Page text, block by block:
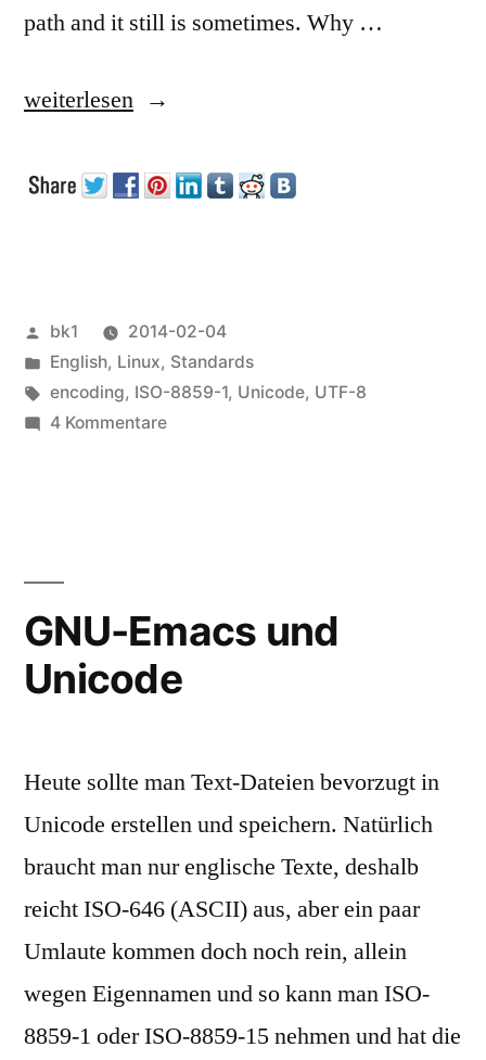
path and it still is sometimes. Why …
„Unicode,
8,
8859-
1:
Why
weiterlesen
Veröffentlicht
von
bk1
2014-02-04
Veröffentlicht
unter
English, Linux, Standards
Schlagwörter:
encoding, ISO-8859-1, Unicode, UTF-8
4 Kommentarezu
8859-
Why
so
difficult?
GNU-Emacs und
Unicode
Heute sollte man Text-Dateien bevorzugt in
Unicode erstellen und speichern. Natürlich
braucht man nur englische Texte, deshalb
reicht ISO-646 (ASCII) aus, aber ein paar
Umlaute kommen doch noch rein, allein
wegen Eigennamen und so kann man ISO-
8859-1 oder ISO-8859-15 nehmen und hat die